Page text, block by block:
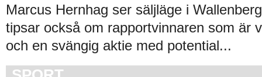
Marcus Hernhag ser säljläge i
tipsar också om rapportvinnaren som är
och en svängig aktie med potential...